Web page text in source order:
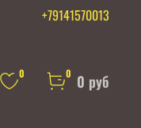
+79141570013
0 0 0 руб